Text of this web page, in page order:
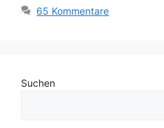
65 Kommentare
Suchen